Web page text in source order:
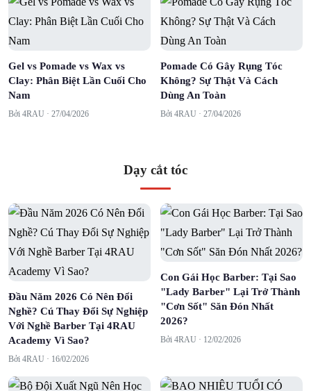
Gel vs Pomade vs Wax vs
Clay: Phân Biệt Lần Cuối Cho
Nam
Bởi 4RAU · 27/04/2026
Pomade Có Gây Rụng Tóc
Không? Sự Thật Và Cách
Dùng An Toàn
Bởi 4RAU · 27/04/2026
Dạy cắt tóc
Đầu Năm 2026 Có Nên Đổi
Nghề? Cú Thay Đổi Sự Nghiệp
Với Nghề Barber Tại 4RAU
Academy Vì Sao?
Bởi 4RAU · 16/02/2026
Con Gái Học Barber: Tại Sao
"Lady Barber" Lại Trở Thành
"Cơn Sốt" Săn Đón Nhất
2026?
Bởi 4RAU · 12/02/2026